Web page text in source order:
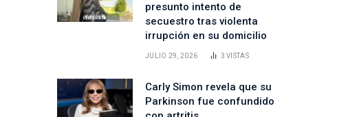
presunto intento de
secuestro tras violenta
irrupción en su domicilio
JULIO 29, 2026 3VISTAS
Carly Simon revela que su
Parkinson fue confundido